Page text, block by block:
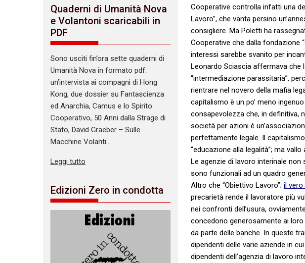
Cooperative controlla infatti una
Lavoro”, che vanta persino
consigliere. Ma Poletti ha
Cooperative che dalla fondazione
interessi sarebbe svanito per
Leonardo Sciascia affermava che
“intermediazione parassitaria”,
rientrare nel novero della mafia
capitalismo è un po’ meno
consapevolezza che, in definitiva,
società per azioni è
perfettamente legale. Il
“educazione alla legalità”; ma
Le agenzie di lavoro interinale
sono funzionali ad un quadro
Altro che “Obiettivo Lavoro”; il vero
precarietà rende il lavoratore più
nei confronti dell’usura,
concedono generosamente ai
da parte delle banche. In queste
dipendenti delle varie aziende in
dipendenti dell’agenzia di lavoro
Quaderni di Umanità Nova
e Volantoni scaricabili in
PDF
Sono usciti fin’ora sette quaderni di
Umanità Nova in formato pdf:
un’intervista ai compagni di Hong
Kong, due dossier su Fantascienza
ed Anarchia, Camus e lo Spirito
Cooperativo, 50 Anni dalla Strage di
Stato, David Graeber – Sulle
Macchine Volanti…
Leggi tutto
Edizioni Zero in condotta